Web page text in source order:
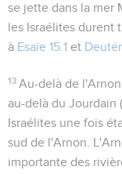
se jette dans la mer
les Israélites durent
à Esaïe 15.1 et
13 Au-delà de l'Arnon
au-delà du Jourdain (
Israélites une fois
sud de l'Arnon .
importante des